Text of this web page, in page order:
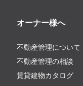
オーナー様へ
不動産管理について
不動産管理の相談
賃貸建物カタログ